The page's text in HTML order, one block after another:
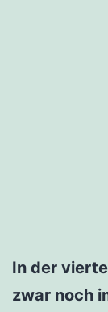
In der
zwar noch